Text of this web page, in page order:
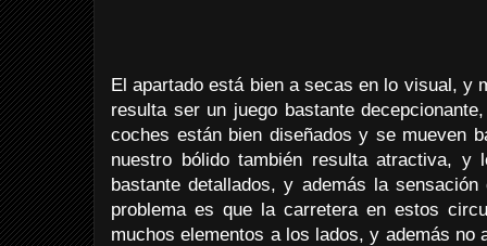
El apartado está bien a secas en lo visual, y
resulta ser un juego bastante
coches están bien diseñados y se mueven
nuestro bólido también resulta atractiva,
bastante detallados, y además la
problema es que la carretera en estos
muchos elementos a los lados, y además no